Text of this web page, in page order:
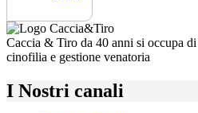
Caccia & Tiro da 40 anni si occupa
cinofilia e gestione venatoria
I Nostri canali